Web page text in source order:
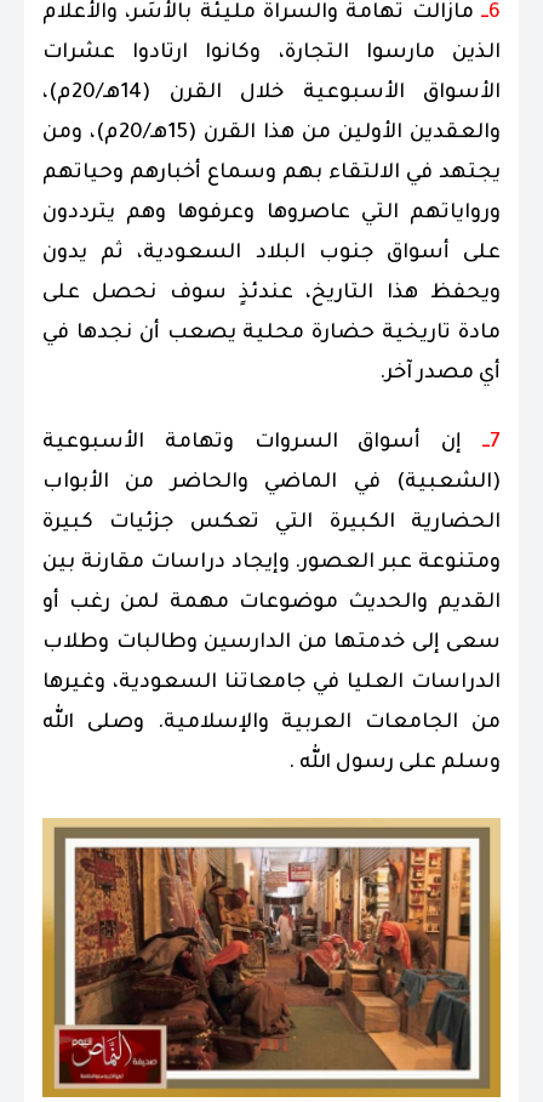
6ــ
مازالت تهامة والسراة مليئة بالأُسَر، والأعلام
الذين مارسوا التجارة، وكانوا ارتادوا عشرات
الأسواق الأسبوعية خلال القرن (14هـ/20م)،
والعقدين الأولين من هذا القرن (15هـ/20م)، ومن
يجتهد في الالتقاء بهم وسماع أخبارهم وحياتهم
ورواياتهم التي عاصروها وعرفوها وهم يترددون
على أسواق جنوب البلاد السعودية، ثم يدون
ويحفظ هذا التاريخ، عندئذٍ سوف نحصل على
مادة تاريخية حضارة محلية يصعب أن نجدها في
أي مصدر آخر.
7ــ
إن أسواق السروات وتهامة الأسبوعية
(الشعبية) في الماضي والحاضر من الأبواب
الحضارية الكبيرة التي تعكس جزئيات كبيرة
ومتنوعة عبر العصور. وإيجاد دراسات مقارنة بين
القديم والحديث موضوعات مهمة لمن رغب أو
سعى إلى خدمتها من الدارسين وطالبات وطلاب
الدراسات العليا في جامعاتنا السعودية، وغيرها
من الجامعات العربية والإسلامية. وصلى الله
وسلم على رسول الله .